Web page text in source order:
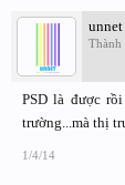
unnet
Thành
PSD là được
trường...mà thị
1/4/14